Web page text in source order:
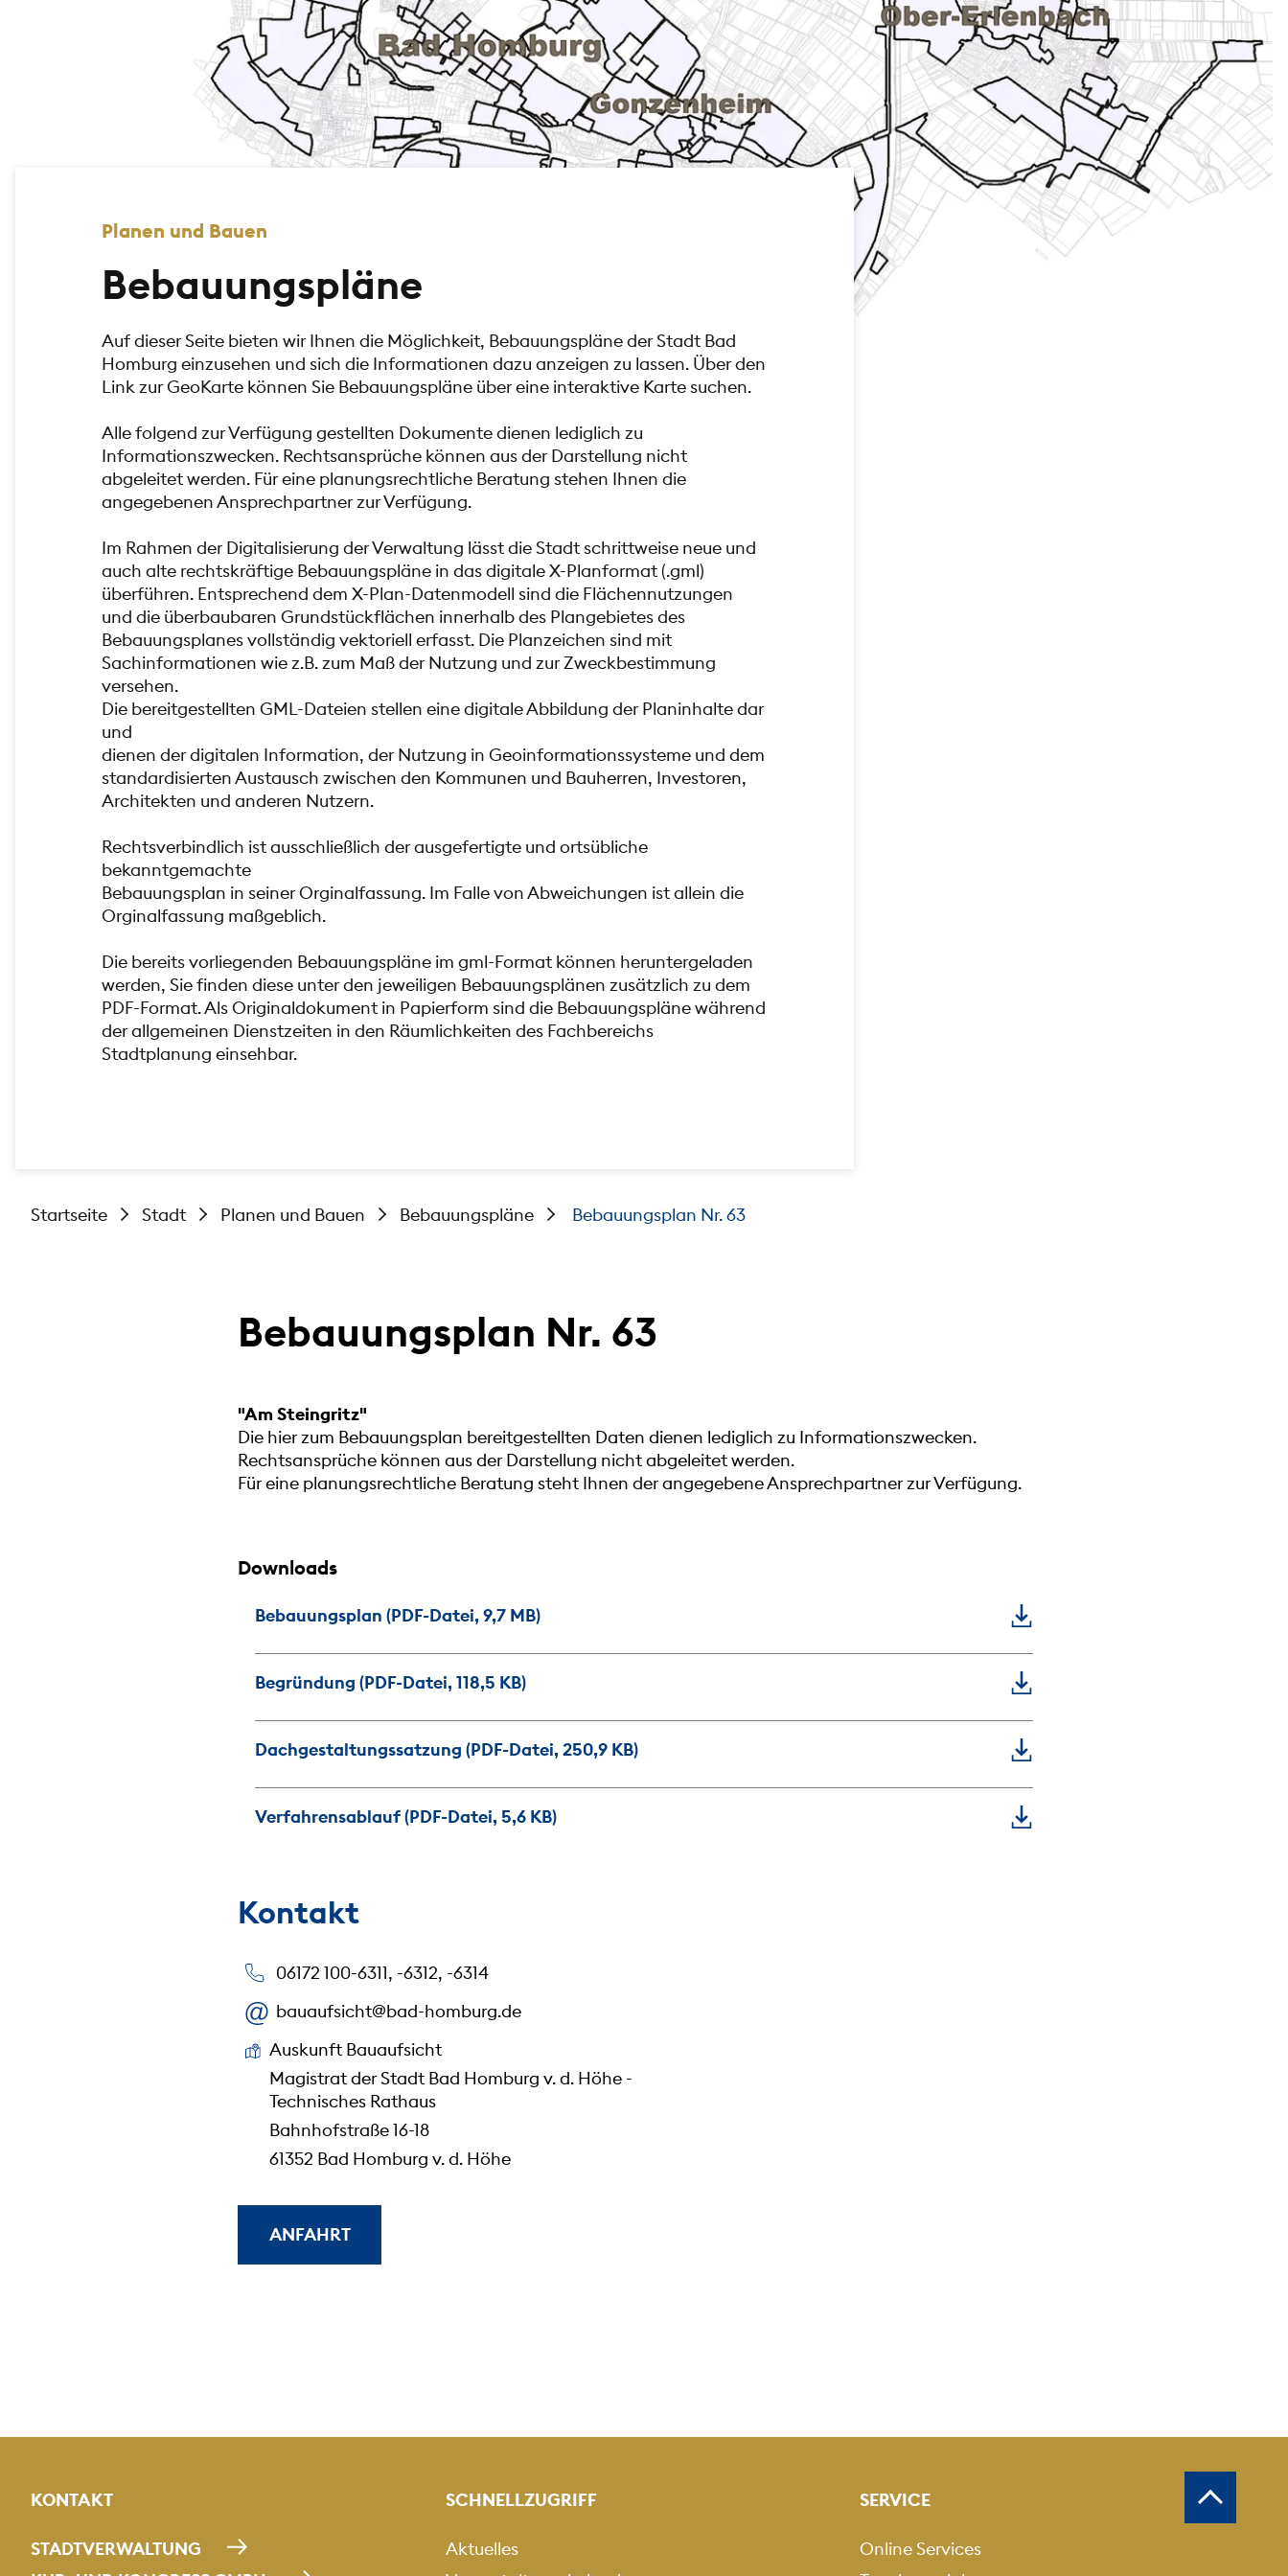
Planen und Bauen
Bebauungspläne
Auf dieser Seite bieten wir Ihnen die Möglichkeit, Bebauungspläne der Stadt Bad
Homburg einzusehen und sich die Informationen dazu anzeigen zu lassen. Über den
Link zur GeoKarte können Sie Bebauungspläne über eine interaktive Karte suchen.
Alle folgend zur Verfügung gestellten Dokumente dienen lediglich zu
Informationszwecken. Rechtsansprüche können aus der Darstellung nicht
abgeleitet werden. Für eine planungsrechtliche Beratung stehen Ihnen die
angegebenen Ansprechpartner zur Verfügung.
Im Rahmen der Digitalisierung der Verwaltung lässt die Stadt schrittweise neue und
auch alte rechtskräftige Bebauungspläne in das digitale X-Planformat (.gml)
überführen. Entsprechend dem X-Plan-Datenmodell sind die Flächennutzungen
und die überbaubaren Grundstückflächen innerhalb des Plangebietes des
Bebauungsplanes vollständig vektoriell erfasst. Die Planzeichen sind mit
Sachinformationen wie z.B. zum Maß der Nutzung und zur Zweckbestimmung
versehen.
Die bereitgestellten GML-Dateien stellen eine digitale Abbildung der Planinhalte dar
und
dienen der digitalen Information, der Nutzung in Geoinformationssysteme und dem
standardisierten Austausch zwischen den Kommunen und Bauherren, Investoren,
Architekten und anderen Nutzern.
Rechtsverbindlich ist ausschließlich der ausgefertigte und ortsübliche
bekanntgemachte
Bebauungsplan in seiner Orginalfassung. Im Falle von Abweichungen ist allein die
Orginalfassung maßgeblich.
Die bereits vorliegenden Bebauungspläne im gml-Format können heruntergeladen
werden, Sie finden diese unter den jeweiligen Bebauungsplänen zusätzlich zu dem
PDF-Format. Als Originaldokument in Papierform sind die Bebauungspläne während
der allgemeinen Dienstzeiten in den Räumlichkeiten des Fachbereichs
Stadtplanung einsehbar.
Startseite Stadt Planen und Bauen Bebauungspläne Bebauungsplan Nr. 63
Bebauungsplan Nr. 63
"Am Steingritz"
Die hier zum Bebauungsplan bereitgestellten Daten dienen lediglich zu Informationszwecken.
Rechtsansprüche können aus der Darstellung nicht abgeleitet werden.
Für eine planungsrechtliche Beratung steht Ihnen der angegebene Ansprechpartner zur Verfügung.
Downloads
Bebauungsplan (PDF-Datei, 9,7 MB)
Begründung (PDF-Datei, 118,5 KB)
Dachgestaltungssatzung (PDF-Datei, 250,9 KB)
Verfahrensablauf (PDF-Datei, 5,6 KB)
Kontakt
06172 100-6311, -6312, -6314
bauaufsicht@bad-homburg.de
Auskunft Bauaufsicht
Magistrat der Stadt Bad Homburg v. d. Höhe -
Technisches Rathaus
Bahnhofstraße 16-18
61352 Bad Homburg v. d. Höhe
ANFAHRT
KONTAKT
STADTVERWALTUNG
SCHNELLZUGRIFF
Aktuelles
SERVICE
Online Services